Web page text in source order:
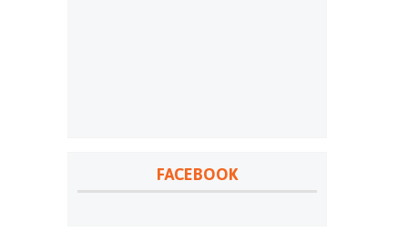
FACEBOOK